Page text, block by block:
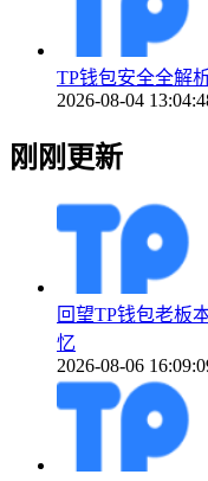
TP钱包安全全解
2026-08-04
刚刚更新
回望TP钱包老板
忆
2026-08-06